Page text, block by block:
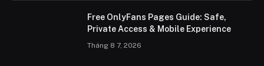
Free OnlyFans Pages Guide: Safe,
Private Access & Mobile Experience
Tháng 8 7, 2026